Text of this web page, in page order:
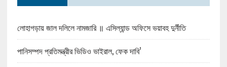
লোহাগড়ায় জাল দলিলে নামজারি ॥ এসিল্যান্ড অফিসে ভয়াবহ দুর্নীতি
পানিসম্পদ প্রতিমন্ত্রীর ভিডিও ভাইরাল, ফেক দাবি’